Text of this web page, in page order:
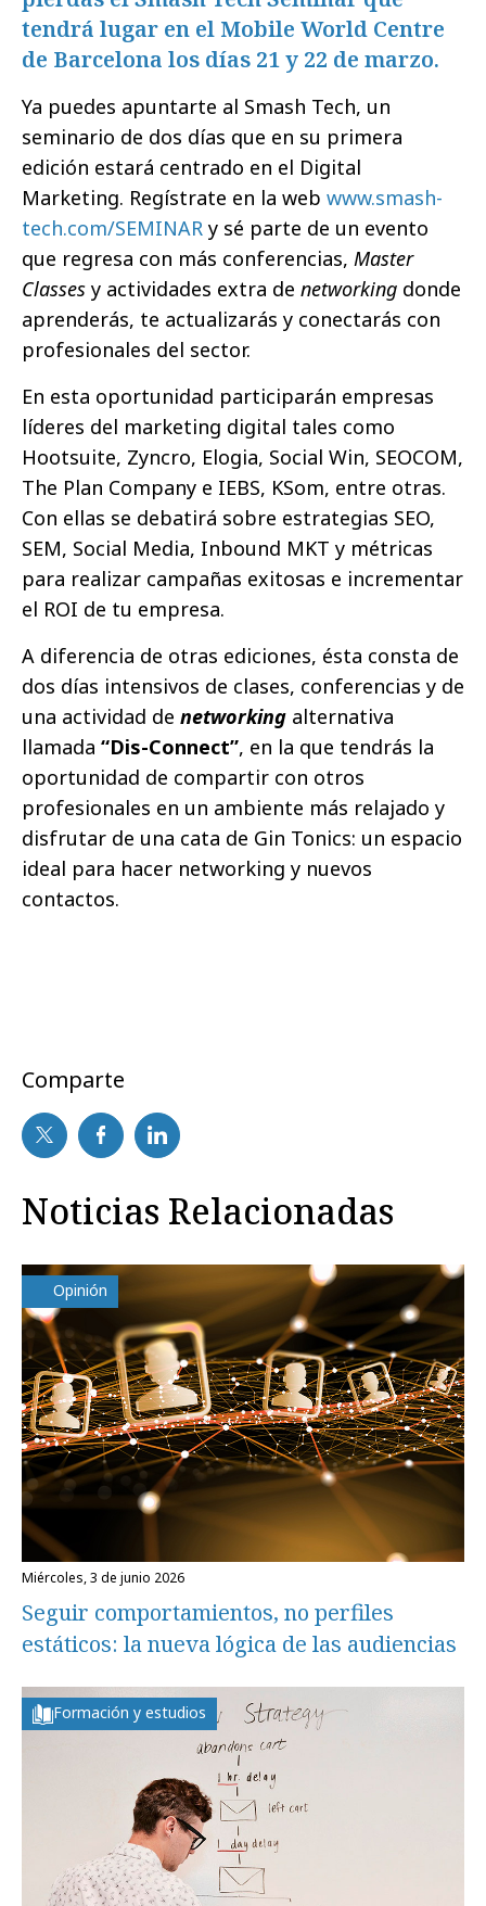
tendrá lugar en el Mobile World Centre
de Barcelona los días 21 y 22 de marzo.
Ya puedes apuntarte al Smash Tech, un
seminario de dos días que en su primera
edición estará centrado en el Digital
Marketing. Regístrate en la web www.smash-
tech.com/SEMINAR y sé parte de un evento
que regresa con más conferencias, Master
Classes y actividades extra de networking donde
aprenderás, te actualizarás y conectarás con
profesionales del sector.
En esta oportunidad participarán empresas
líderes del marketing digital tales como
Hootsuite, Zyncro, Elogia, Social Win, SEOCOM,
The Plan Company e IEBS, KSom, entre otras.
Con ellas se debatirá sobre estrategias SEO,
SEM, Social Media, Inbound MKT y métricas
para realizar campañas exitosas e incrementar
el ROI de tu empresa.
A diferencia de otras ediciones, ésta consta de
dos días intensivos de clases, conferencias y de
una actividad de networking alternativa
llamada “Dis-Connect”, en la que tendrás la
oportunidad de compartir con otros
profesionales en un ambiente más relajado y
disfrutar de una cata de Gin Tonics: un espacio
ideal para hacer networking y nuevos
contactos.
Comparte
Noticias Relacionadas
Opinión
miércoles, 3 de junio 2026
Seguir comportamientos, no perfiles
estáticos: la nueva lógica de las audiencias
Formación y estudios